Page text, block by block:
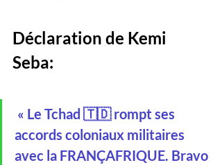
Déclaration de Kemi
Seba:
accords coloniaux militaires
avec la FRANÇAFRIQUE. Bravo